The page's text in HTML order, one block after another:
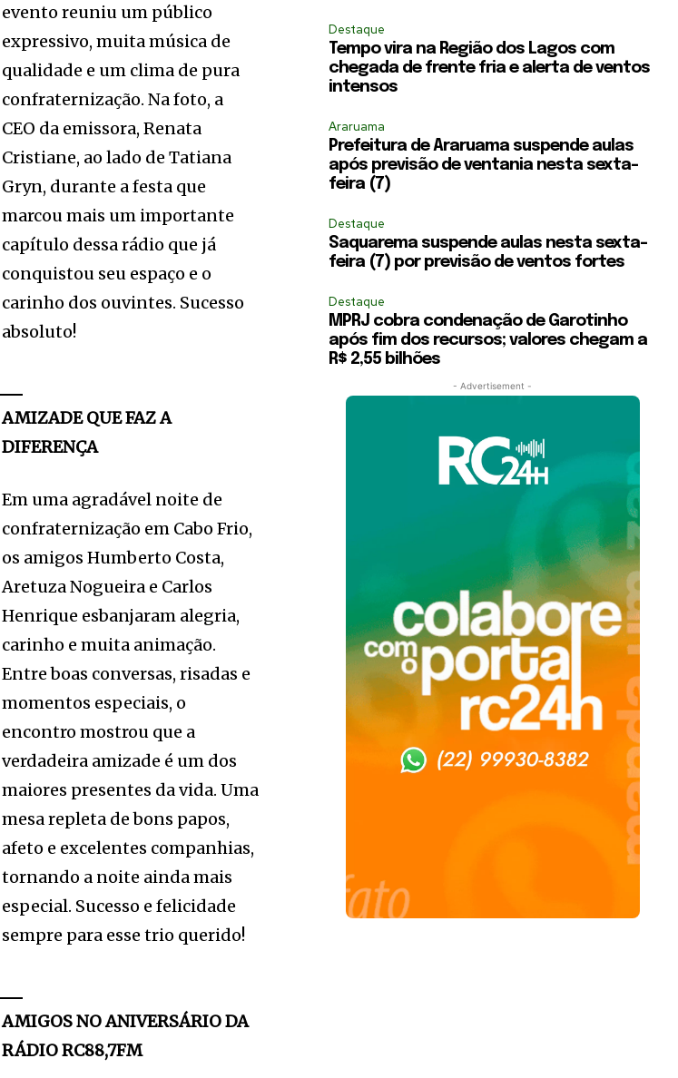
evento reuniu um público
expressivo, muita música de
qualidade e um clima de pura
confraternização. Na foto, a
CEO da emissora, Renata
Cristiane, ao lado de Tatiana
Gryn, durante a festa que
marcou mais um importante
capítulo dessa rádio que já
conquistou seu espaço e o
carinho dos ouvintes. Sucesso
absoluto!
AMIZADE QUE FAZ A
DIFERENÇA
Em uma agradável noite de
confraternização em Cabo Frio,
os amigos Humberto Costa,
Aretuza Nogueira e Carlos
Henrique esbanjaram alegria,
carinho e muita animação.
Entre boas conversas, risadas e
momentos especiais, o
encontro mostrou que a
verdadeira amizade é um dos
maiores presentes da vida. Uma
mesa repleta de bons papos,
afeto e excelentes companhias,
tornando a noite ainda mais
especial. Sucesso e felicidade
sempre para esse trio querido!
AMIGOS NO ANIVERSÁRIO DA
RÁDIO RC88,7FM
Destaque
Tempo vira na Região dos Lagos com
chegada de frente fria e alerta de ventos
intensos
Araruama
Prefeitura de Araruama suspende aulas
após previsão de ventania nesta sexta-
feira (7)
Destaque
Saquarema suspende aulas nesta sexta-
feira (7) por previsão de ventos fortes
Destaque
MPRJ cobra condenação de Garotinho
após fim dos recursos; valores chegam a
R$ 2,55 bilhões
- Advertisement -